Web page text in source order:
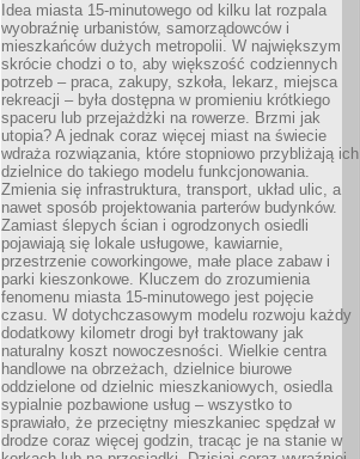
Idea miasta 15-minutowego od kilku lat rozpala
wyobraźnię urbanistów, samorządowców i
mieszkańców dużych metropolii. W największym
skrócie chodzi o to, aby większość codziennych
potrzeb – praca, zakupy, szkoła, lekarz, miejsca
rekreacji – była dostępna w promieniu krótkiego
spaceru lub przejażdżki na rowerze. Brzmi jak
utopia? A jednak coraz więcej miast na świecie
wdraża rozwiązania, które stopniowo przybliżają ich
dzielnice do takiego modelu funkcjonowania.
Zmienia się infrastruktura, transport, układ ulic, a
nawet sposób projektowania parterów budynków.
Zamiast ślepych ścian i ogrodzonych osiedli
pojawiają się lokale usługowe, kawiarnie,
przestrzenie coworkingowe, małe place zabaw i
parki kieszonkowe. Kluczem do zrozumienia
fenomenu miasta 15-minutowego jest pojęcie
czasu. W dotychczasowym modelu rozwoju każdy
dodatkowy kilometr drogi był traktowany jak
naturalny koszt nowoczesności. Wielkie centra
handlowe na obrzeżach, dzielnice biurowe
oddzielone od dzielnic mieszkaniowych, osiedla
sypialnie pozbawione usług – wszystko to
sprawiało, że przeciętny mieszkaniec spędzał w
drodze coraz więcej godzin, tracąc je na stanie w